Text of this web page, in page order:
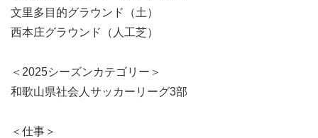
文里多目的グラウンド（土）
西本庄グラウンド（人工芝）
＜2025シーズンカテゴリー＞
和歌山県社会人サッカーリーグ3部
＜仕事＞